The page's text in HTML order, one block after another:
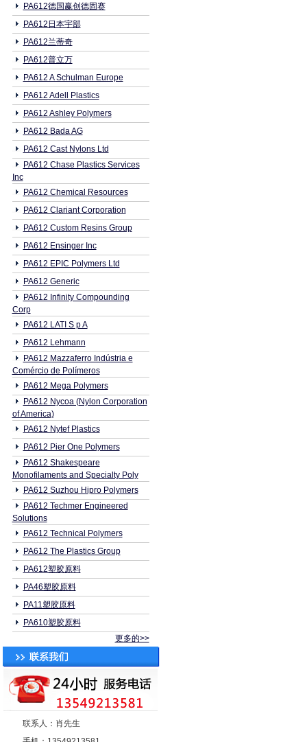
PA612德国赢创德固赛
PA612日本宇部
PA612兰蒂奇
PA612普立万
PA612 A Schulman Europe
PA612 Adell Plastics
PA612 Ashley Polymers
PA612 Bada AG
PA612 Cast Nylons Ltd
PA612 Chase Plastics Services
Inc
PA612 Chemical Resources
PA612 Clariant Corporation
PA612 Custom Resins Group
PA612 Ensinger Inc
PA612 EPIC Polymers Ltd
PA612 Generic
PA612 Infinity Compounding
Corp
PA612 LATI S p A
PA612 Lehmann
PA612 Mazzaferro Indústria e
Comércio de Polímeros
PA612 Mega Polymers
PA612 Nycoa (Nylon Corporation
of America)
PA612 Nytef Plastics
PA612 Pier One Polymers
PA612 Shakespeare
Monofilaments and Specialty Poly
PA612 Suzhou Hipro Polymers
PA612 Techmer Engineered
Solutions
PA612 Technical Polymers
PA612 The Plastics Group
PA612塑胶原料
PA46塑胶原料
PA11塑胶原料
PA610塑胶原料
更多的>>
联系人：肖先生